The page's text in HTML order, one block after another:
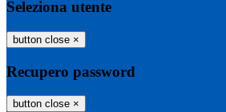
Seleziona utente
button close ×
Recupero password
button close ×